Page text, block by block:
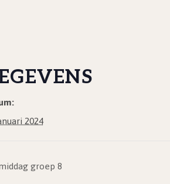
2024
groep 8